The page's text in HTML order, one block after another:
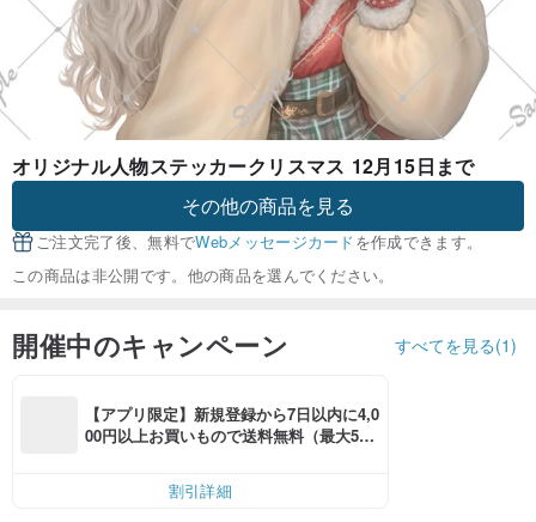
オリジナル人物ステッカークリスマス 12月15日まで
その他の商品を見る
ご注文完了後、無料でWebメッセージカードを作成できます。
この商品は非公開です。他の商品を選んでください。
開催中のキャンペーン すべてを見る(1)
【アプリ限定】新規登録から7日以内に4,0
00円以上お買いもので送料無料（最大500
割引詳細